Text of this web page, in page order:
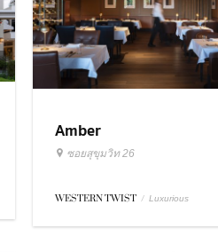
Amber
ซอยสุขุมวิท 26
WESTERN TWIST / Luxurious